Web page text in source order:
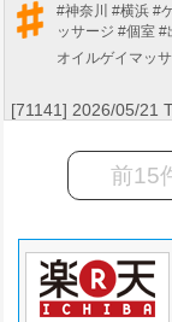
#神奈川 #横浜 #
ッサージ #個室 #
オイルゲイマッ
[71141] 2026/05/21
前15